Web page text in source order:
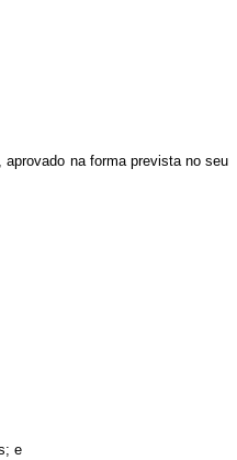
na forma prevista no seu
e